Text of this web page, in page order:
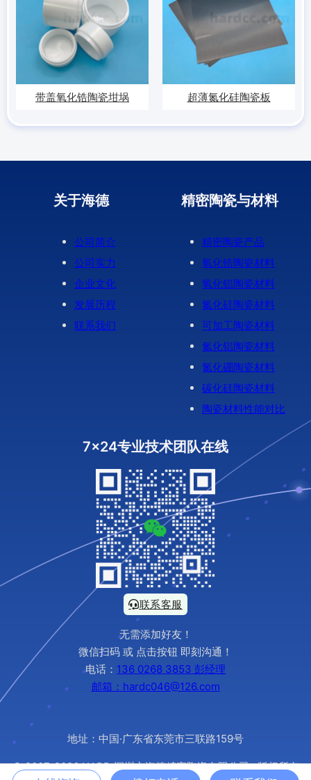
带盖氧化锆陶瓷坩埚 超薄氮化硅陶瓷板
关于海德
公司简介
公司实力
企业文化
发展历程
联系我们
精密陶瓷与材料
精密陶瓷产品
氧化锆陶瓷材料
氧化铝陶瓷材料
氮化硅陶瓷材料
可加工陶瓷材料
氮化铝陶瓷材料
氮化硼陶瓷材料
碳化硅陶瓷材料
陶瓷材料性能对比
7x24专业技术团队在线
联系客服
无需添加好友！
微信扫码 或 点击按钮 即刻沟通！
电话： 136 0268 3853 彭经理
邮箱：hardc046@126.com
地址：中国·广东省东莞市三联路159号
© 2007-2026 HARD 深圳市海德精密陶瓷有限公司 · 版权所有